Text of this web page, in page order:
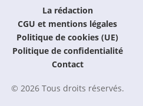
La rédaction
CGU et mentions légales
Politique de cookies (UE)
Politique de confidentialité
Contact
© 2026 Tous droits réservés.